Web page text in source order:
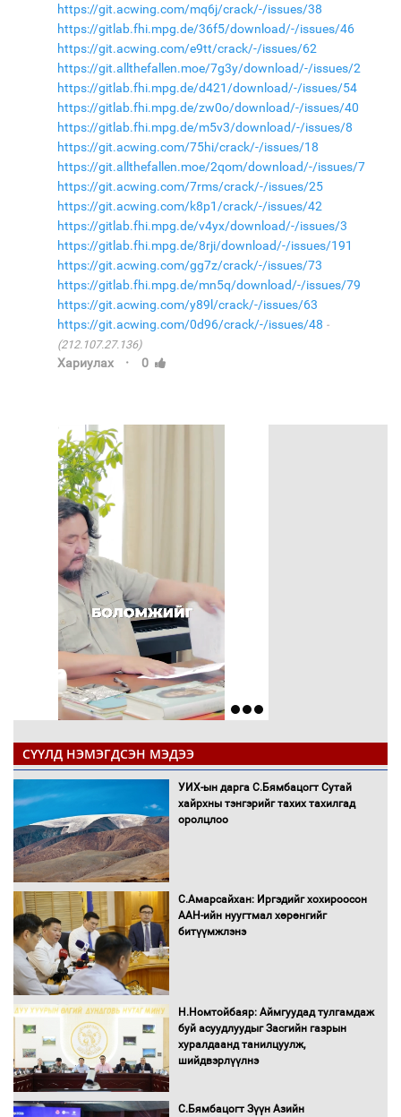
https://git.acwing.com/mq6j/crack/-/issues/38
https://gitlab.fhi.mpg.de/36f5/download/-/issues/46
https://git.acwing.com/e9tt/crack/-/issues/62
https://git.allthefallen.moe/7g3y/download/-/issues/2
https://gitlab.fhi.mpg.de/d421/download/-/issues/54
https://gitlab.fhi.mpg.de/zw0o/download/-/issues/40
https://gitlab.fhi.mpg.de/m5v3/download/-/issues/8
https://git.acwing.com/75hi/crack/-/issues/18
https://git.allthefallen.moe/2qom/download/-/issues/7
https://git.acwing.com/7rms/crack/-/issues/25
https://git.acwing.com/k8p1/crack/-/issues/42
https://gitlab.fhi.mpg.de/v4yx/download/-/issues/3
https://gitlab.fhi.mpg.de/8rji/download/-/issues/191
https://git.acwing.com/gg7z/crack/-/issues/73
https://gitlab.fhi.mpg.de/mn5q/download/-/issues/79
https://git.acwing.com/y89l/crack/-/issues/63
https://git.acwing.com/0d96/crack/-/issues/48
(212.107.27.136)
Хариулах · 0
СҮҮЛД НЭМЭГДСЭН МЭДЭЭ
УИХ-ын дарга С.Бямбацогт Сутай
хайрхны тэнгэрийг тахих тахилгад
оролцлоо
С.Амарсайхан: Иргэдийг хохироосон
ААН-ийн нуугтмал хөрөнгийг
битүүмжлэнэ
Н.Номтойбаяр: Аймгуудад тулгамдаж
буй асуудлуудыг Засгийн газрын
хуралдаанд танилцуулж,
шийдвэрлүүлнэ
С.Бямбацогт Зүүн Азийн